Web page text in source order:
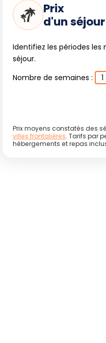
Prix
d'un séjour
Identifiez les périodes
séjour.
Nombre de semaines :
1
Prix moyens constatés des
villes frontalières. Tarifs par
hébergements et repas